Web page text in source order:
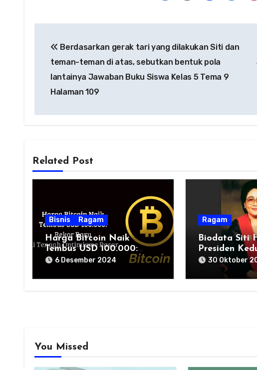
pos Berdasarkan gerak tari yang dilakukan Siti dan
teman-teman di atas, sebutkan bentuk pola
lantainya Jawaban Buku Siswa Kelas 5 Tema 9
Halaman 109
Related Post
Bisnis Ragam
Harga Bitcoin Naik
Tembus USD 100.000:
Rekor Baru di Tengah
6 Desember 2024
Ragam
Biodata Siti
Presiden
30 Oktober
You Missed